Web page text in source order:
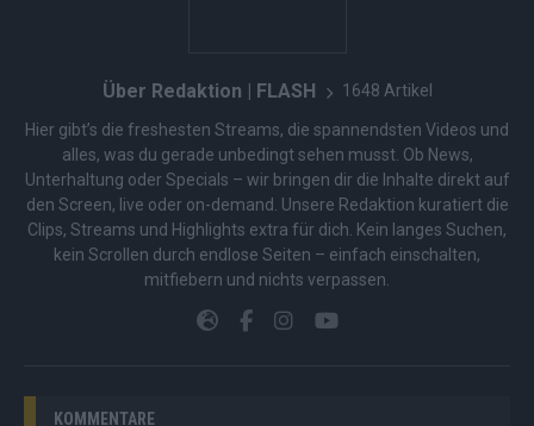
Über Redaktion | FLASH 1648 Artikel
Hier gibt’s die freshesten Streams, die spannendsten Videos und
alles, was du gerade unbedingt sehen musst. Ob News,
Unterhaltung oder Specials – wir bringen dir die Inhalte direkt auf
den Screen, live oder on-demand. Unsere Redaktion kuratiert die
Clips, Streams und Highlights extra für dich. Kein langes Suchen,
kein Scrollen durch endlose Seiten – einfach einschalten,
mitfiebern und nichts verpassen.
KOMMENTARE